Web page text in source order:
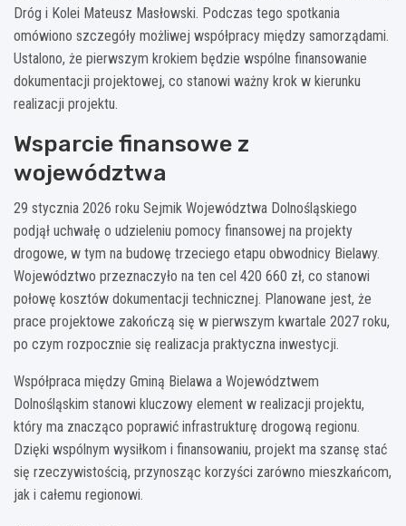
Dróg i Kolei Mateusz Masłowski. Podczas tego spotkania
omówiono szczegóły możliwej współpracy między samorządami.
Ustalono, że pierwszym krokiem będzie wspólne finansowanie
dokumentacji projektowej, co stanowi ważny krok w kierunku
realizacji projektu.
Wsparcie finansowe z
województwa
29 stycznia 2026 roku Sejmik Województwa Dolnośląskiego
podjął uchwałę o udzieleniu pomocy finansowej na projekty
drogowe, w tym na budowę trzeciego etapu obwodnicy Bielawy.
Województwo przeznaczyło na ten cel 420 660 zł, co stanowi
połowę kosztów dokumentacji technicznej. Planowane jest, że
prace projektowe zakończą się w pierwszym kwartale 2027 roku,
po czym rozpocznie się realizacja praktyczna inwestycji.
Współpraca między Gminą Bielawa a Województwem
Dolnośląskim stanowi kluczowy element w realizacji projektu,
który ma znacząco poprawić infrastrukturę drogową regionu.
Dzięki wspólnym wysiłkom i finansowaniu, projekt ma szansę stać
się rzeczywistością, przynosząc korzyści zarówno mieszkańcom,
jak i całemu regionowi.